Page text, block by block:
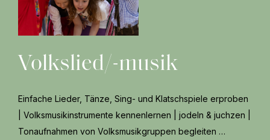
Volkslied/-musik
Einfache Lieder, Tänze, Sing- und Klatschspiele erproben
| Volksmusikinstrumente kennenlernen | jodeln & juchzen |
Tonaufnahmen von Volksmusikgruppen begleiten …